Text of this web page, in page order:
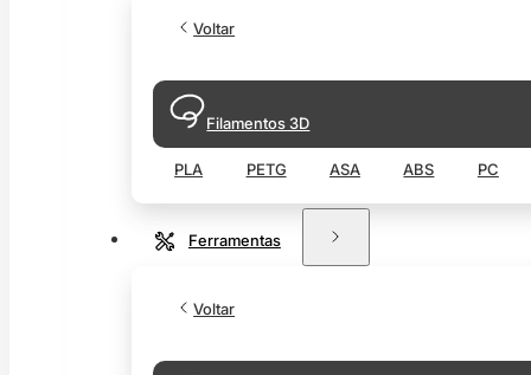
Voltar
Filamentos 3D
PLA PETG ASA ABS PC
Ferramentas
Voltar